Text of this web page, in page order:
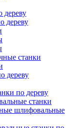
дереву
дереву
станки
дереву
по дереву
станки
шлифовальные